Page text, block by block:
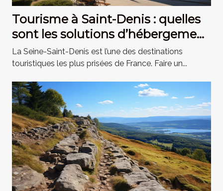
Tourisme à Saint-Denis : quelles
sont les solutions d’hébergement
?
La Seine-Saint-Denis est l’une des destinations
touristiques les plus prisées de France. Faire un...